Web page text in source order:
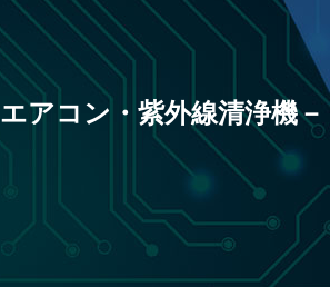
エアコン・紫外線清浄機